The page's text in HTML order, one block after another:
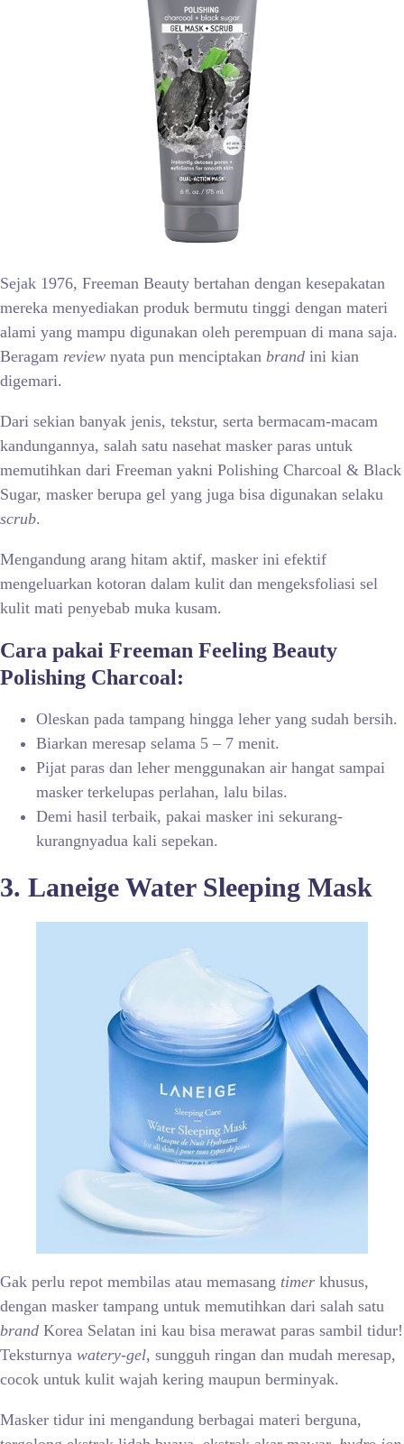
Sejak 1976, Freeman Beauty bertahan dengan kesepakatan
mereka menyediakan produk bermutu tinggi dengan materi
alami yang mampu digunakan oleh perempuan di mana saja.
Beragam review nyata pun menciptakan brand ini kian
digemari.
Dari sekian banyak jenis, tekstur, serta bermacam-macam
kandungannya, salah satu nasehat masker paras untuk
memutihkan dari Freeman yakni Polishing Charcoal & Black
Sugar, masker berupa gel yang juga bisa digunakan selaku
scrub.
Mengandung arang hitam aktif, masker ini efektif
mengeluarkan kotoran dalam kulit dan mengeksfoliasi sel
kulit mati penyebab muka kusam.
Cara pakai Freeman Feeling Beauty
Polishing Charcoal:
Oleskan pada tampang hingga leher yang sudah bersih.
Biarkan meresap selama 5 – 7 menit.
Pijat paras dan leher menggunakan air hangat sampai
masker terkelupas perlahan, lalu bilas.
Demi hasil terbaik, pakai masker ini sekurang-
kurangnyadua kali sepekan.
3. Laneige Water Sleeping Mask
Gak perlu repot membilas atau memasang timer khusus,
dengan masker tampang untuk memutihkan dari salah satu
brand Korea Selatan ini kau bisa merawat paras sambil tidur!
Teksturnya watery-gel, sungguh ringan dan mudah meresap,
cocok untuk kulit wajah kering maupun berminyak.
Masker tidur ini mengandung berbagai materi berguna,